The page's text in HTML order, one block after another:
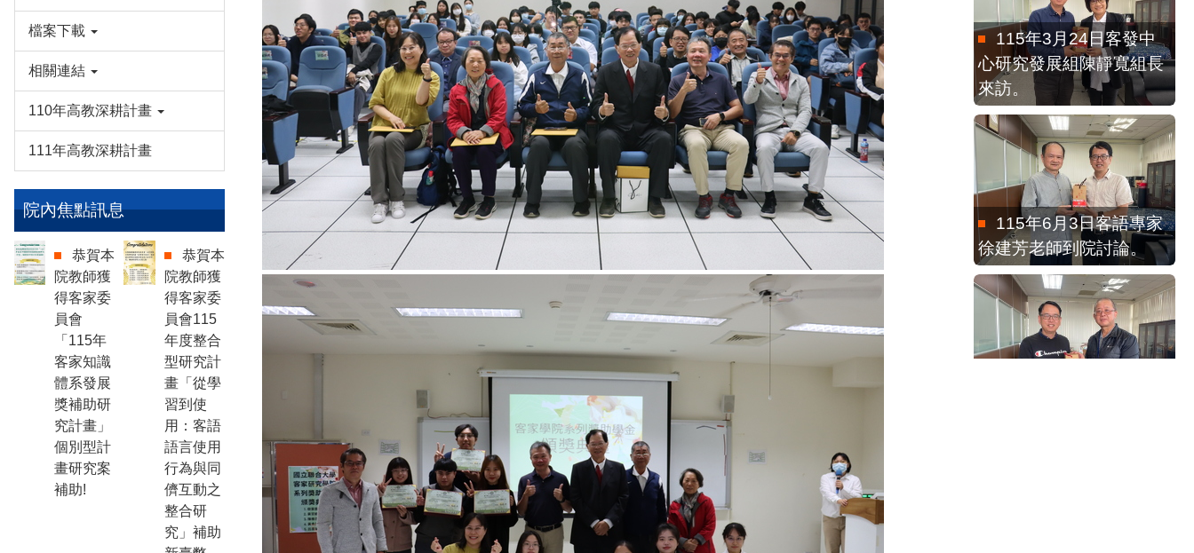
檔案下載
相關連結
110年高教深耕計畫
111年高教深耕計畫
院內焦點訊息
恭賀本
院教師獲
得客家委
員會
「115年
客家知識
體系發展
獎補助研
究計畫」
個別型計
畫研究案
補助!
恭賀本
院教師獲
得客家委
員會115
年度整合
型研究計
畫「從學
習到使
用：客語
語言使用
行為與同
儕互動之
整合研
究」補助
115年6月3日客語專家
徐建芳老師到院討論。
115年2月13日客發中
心馬紀政組長來訪